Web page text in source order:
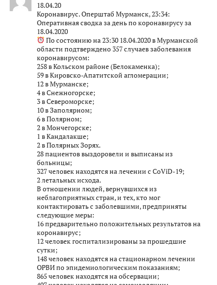
18.04.20
Коронавирус. Оперштаб Мурманск, 23:34:
Оперативная сводка за день по коронавирусу за
18.04.2020
По состоянию на 23:30 18.04.2020 в Мурманской
области подтверждено 357 случаев заболевания
коронавирусом:
258 в Кольском районе (Белокаменка);
59 в Кировско-Апатитской агломерации;
12 в Мурманске;
4 в Снежногорске;
3 в Североморске;
10 в Заполярном;
6 в Полярном;
2 в Мончегорске;
1 в Кандалакше;
2 в Полярных Зорях.
28 пациентов выздоровели и выписаны из
больницы;
327 человек находятся на лечении с CoViD-19;
2 летальных исхода.
В отношении людей, вернувшихся из
неблагоприятных стран, и тех, кто мог
контактировать с заболевшими, предприняты
следующие меры:
16 предварительно положительных результатов на
коронавирус;
12 человек госпитализированы за прошедшие
сутки;
148 человек находятся на стационарном лечении
ОРВИ по эпидемиологическим показаниям;
865 человек находятся на обсервации;